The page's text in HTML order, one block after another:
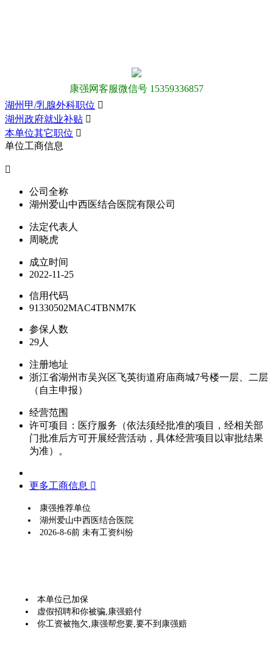
康强网客服微信号 15359336857
湖州甲/乳腺外科职位 
湖州政府就业补贴 
本单位其它职位 
单位工商信息

公司全称
湖州爱山中西医结合医院有限公司
法定代表人
周晓虎
成立时间
2022-11-25
信用代码
91330502MAC4TBNM7K
参保人数
29人
注册地址
浙江省湖州市吴兴区飞英街道府庙商城7号楼一层、二层
（自主申报）
经营范围
许可项目：医疗服务（依法须经批准的项目，经相关部
门批准后方可开展经营活动，具体经营项目以审批结果
为准）。
更多工商信息 
康强推荐单位
湖州爱山中西医结合医院
2026-8-6前 未有工资纠纷
本单位已加保
虚假招聘和你被骗,康强赔付
你工资被拖欠,康强帮您要,要不到康强赔